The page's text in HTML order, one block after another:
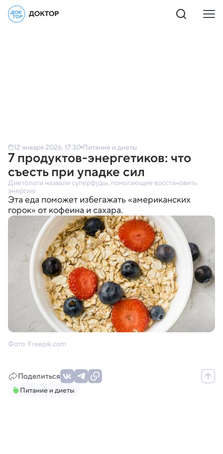
12 января 2026, 17:30 Питание и диеты
7 продуктов-энергетиков: что
съесть при упадке сил
Диетологи назвали суперфуды, помогающие восстановить
энергию
Эта еда поможет избегажать «американских
горок» от кофеина и сахара.
Фото: Freepik.com
Поделиться
Питание и диеты